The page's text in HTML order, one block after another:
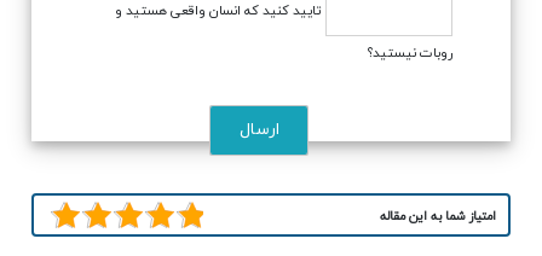
تایید کنید که انسان واقعی هستید و
روبات نیستید؟
امتیاز شما به این مقاله